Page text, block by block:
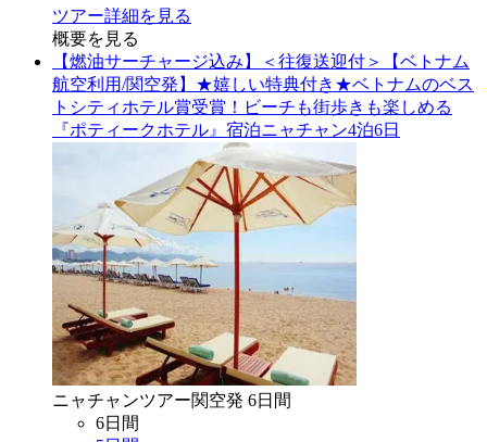
ツアー詳細を見る
概要を見る
【燃油サーチャージ込み】＜往復送迎付＞【ベトナム
航空利用/関空発】★嬉しい特典付き★ベトナムのベス
トシティホテル賞受賞！ビーチも街歩きも楽しめる
『ポティークホテル』宿泊ニャチャン4泊6日
ニャチャンツアー関空発 6日間
6日間